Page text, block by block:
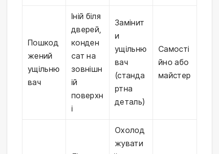
Пошкод
жений
ущільню
вач
Іній біля
дверей,
конден
сат на
зовнішн
ій
поверхн
і
Замінит
и
ущільню
вач
(станда
ртна
деталь)
Самості
йно або
майстер
Охолод
жувати